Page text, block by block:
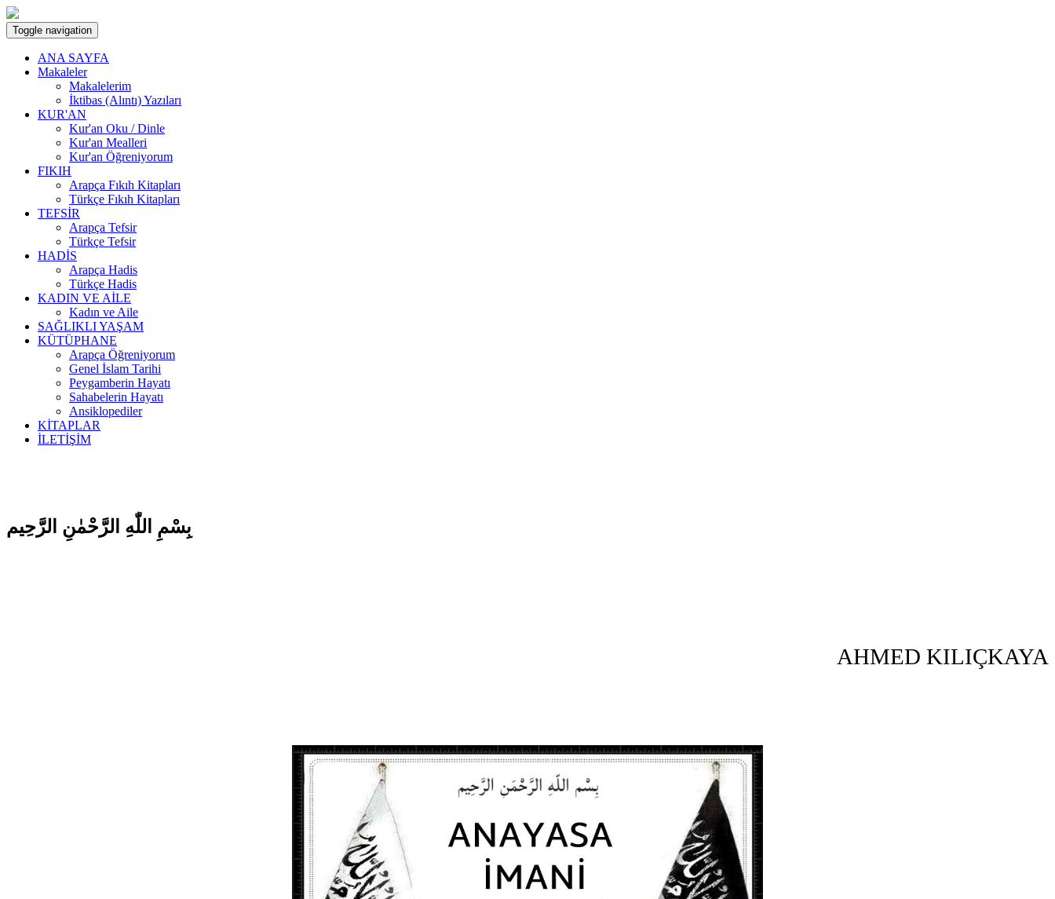
Toggle navigation
ANA SAYFA
Makaleler
Makalelerim
İktibas (Alıntı) Yazıları
KUR'AN
Kur'an Oku / Dinle
Kur'an Mealleri
Kur'an Öğreniyorum
FIKIH
Arapça Fıkıh Kitapları
Türkçe Fıkıh Kitapları
TEFSİR
Arapça Tefsir
Türkçe Tefsir
HADİS
Arapça Hadis
Türkçe Hadis
KADIN VE AİLE
Kadın ve Aile
SAĞLIKLI YAŞAM
KÜTÜPHANE
Arapça Öğreniyorum
Genel İslam Tarihi
Peygamberin Hayatı
Sahabelerin Hayatı
Ansiklopediler
KİTAPLAR
İLETİŞİM
بِسْمِ اللّٰهِ الرَّحْمٰنِ الرَّحِيم
AHMED KILIÇKAYA